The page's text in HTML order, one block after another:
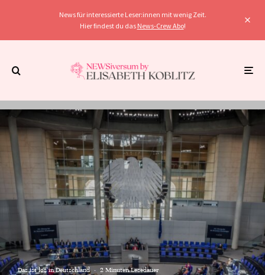
News für interessierte Leser:innen mit wenig Zeit.
Hier findest du das News-Crew Abo!
Das ist los in Deutschland · 2 Minuten Lesedauer